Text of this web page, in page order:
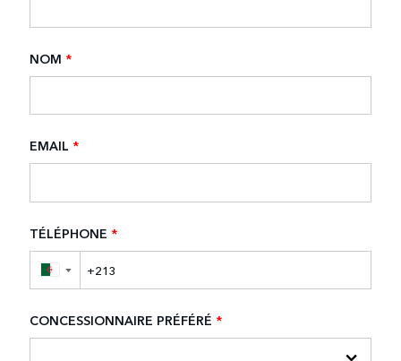
NOM *
EMAIL *
TÉLÉPHONE *
▼
CONCESSIONNAIRE PRÉFÉRÉ *